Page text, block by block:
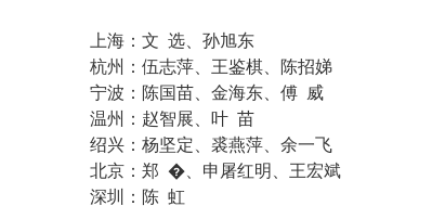
上海：文 选、孙旭东
杭州：伍志萍、王鉴棋、陈招娣
宁波：陈国苗、金海东、傅 威
温州：赵智展、叶 苗
绍兴：杨坚定、裘燕萍、余一飞
北京：郑 �、申屠红明、王宏斌
深圳：陈 虹